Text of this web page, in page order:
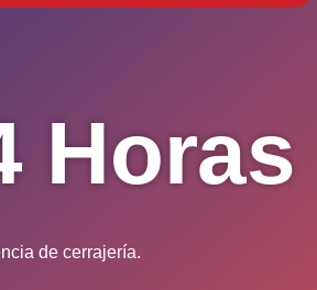
Horas
de cerrajería.